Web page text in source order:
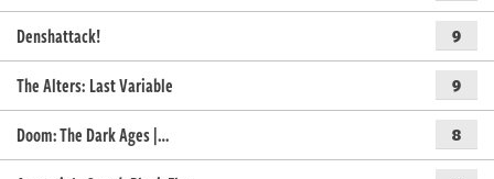
Denshattack! 9
The Alters: Last Variable 9
Doom: The Dark Ages |… 8